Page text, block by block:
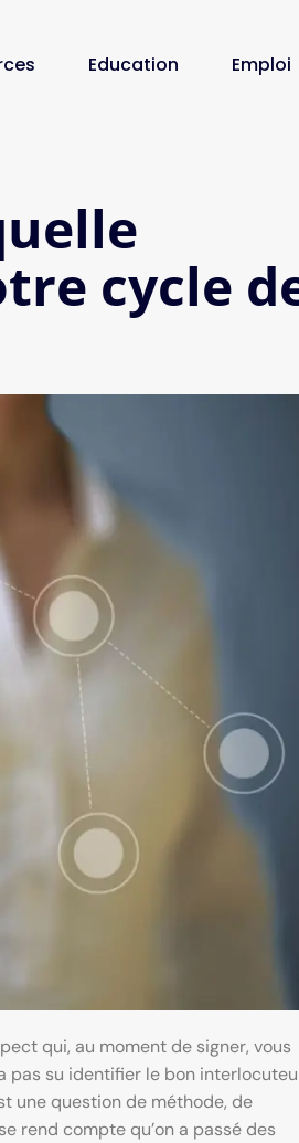
Education Emploi
cycle
qui, au moment de signer, vous
pas su identifier le bon
une question de méthode, de
rend compte qu’on a passé des